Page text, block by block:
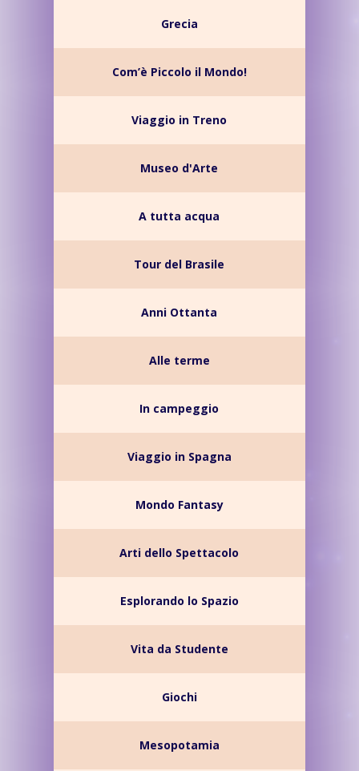
Grecia
Com’è Piccolo il Mondo!
Viaggio in Treno
Museo d'Arte
A tutta acqua
Tour del Brasile
Anni Ottanta
Alle terme
In campeggio
Viaggio in Spagna
Mondo Fantasy
Arti dello Spettacolo
Esplorando lo Spazio
Vita da Studente
Giochi
Mesopotamia